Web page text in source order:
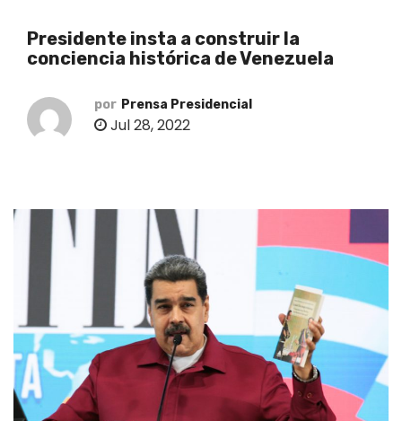
Presidente insta a construir la
conciencia histórica de Venezuela
por Prensa Presidencial
Jul 28, 2022